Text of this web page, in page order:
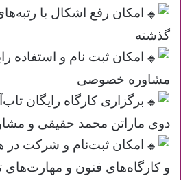
امکان رفع اشکال با
گذشته
امکان ثبت نام و استفاده
مشاوره خصوصی
برگزاری کارگاه رایگان
دوی ماراتن محمد حقیقی و
امکان ثبت‌نام و شرکت در
و کارگاه‌های فنون و مهارت‌های